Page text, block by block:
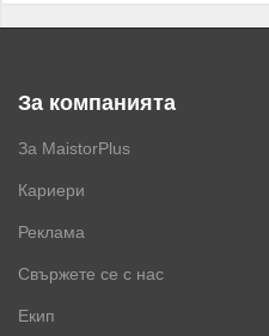
За компанията
За MaistorPlus
Кариери
Реклама
Свържете се с нас
Екип